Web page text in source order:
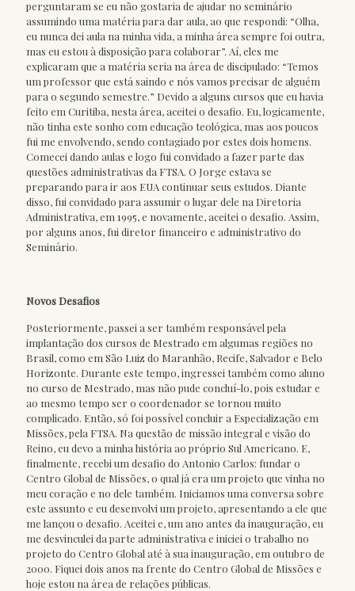
perguntaram se eu não gostaria de ajudar no seminário
assumindo uma matéria para dar aula, ao que respondi: “Olha,
eu nunca dei aula na minha vida, a minha área sempre foi outra,
mas eu estou à disposição para colaborar”. Aí, eles me
explicaram que a matéria seria na área de discipulado: “Temos
um professor que está saindo e nós vamos precisar de alguém
para o segundo semestre.” Devido a alguns cursos que eu havia
feito em Curitiba, nesta área, aceitei o desafio. Eu, logicamente,
não tinha este sonho com educação teológica, mas aos poucos
fui me envolvendo, sendo contagiado por estes dois homens.
Comecei dando aulas e logo fui convidado a fazer parte das
questões administrativas da FTSA. O Jorge estava se
preparando para ir aos EUA continuar seus estudos. Diante
disso, fui convidado para assumir o lugar dele na Diretoria
Administrativa, em 1995, e novamente, aceitei o desafio. Assim,
por alguns anos, fui diretor financeiro e administrativo do
Seminário.
Novos Desafios
Posteriormente, passei a ser também responsável pela
implantação dos cursos de Mestrado em algumas regiões no
Brasil, como em São Luiz do Maranhão, Recife, Salvador e Belo
Horizonte. Durante este tempo, ingressei também como aluno
no curso de Mestrado, mas não pude concluí-lo, pois estudar e
ao mesmo tempo ser o coordenador se tornou muito
complicado. Então, só foi possível concluir a Especialização em
Missões, pela FTSA. Na questão de missão integral e visão do
Reino, eu devo a minha história ao próprio Sul Americano. E,
finalmente, recebi um desafio do Antonio Carlos: fundar o
Centro Global de Missões, o qual já era um projeto que vinha no
meu coração e no dele também. Iniciamos uma conversa sobre
este assunto e eu desenvolvi um projeto, apresentando a ele que
me lançou o desafio. Aceitei e, um ano antes da inauguração, eu
me desvinculei da parte administrativa e iniciei o trabalho no
projeto do Centro Global até à sua inauguração, em outubro de
2000. Fiquei dois anos na frente do Centro Global de Missões e
hoje estou na área de relações públicas.